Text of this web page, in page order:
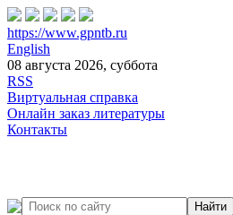
https://www.gpntb.ru
English
08 августа 2026, суббота
RSS
Виртуальная справка
Онлайн заказ литературы
Контакты